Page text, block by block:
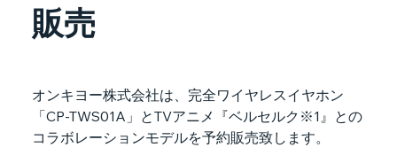
販売
オンキヨー株式会社は、完全ワイヤレスイヤホン
「CP-TWS01A」とTVアニメ『ベルセルク※1』との
コラボレーションモデルを予約販売致します。